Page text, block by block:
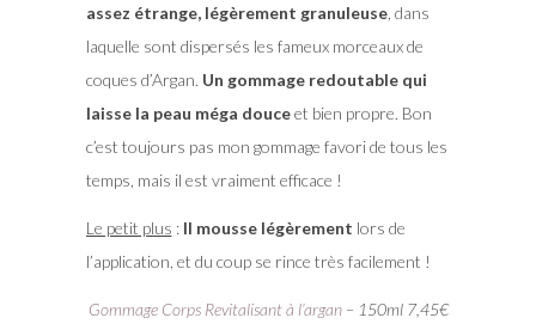
assez étrange, légèrement granuleuse, dans
laquelle sont dispersés les fameux morceaux de
coques d’Argan. Un gommage redoutable qui
laisse la peau méga douceet bien propre. Bon
c’est toujours pas mon gommage favori de tous les
temps, mais il est vraiment efficace !
Le petit plus : Il mousse légèrement lors de
l’application, et du coup se rince très facilement !
Gommage Corps Revitalisant à l’argan– 150ml 7,45€